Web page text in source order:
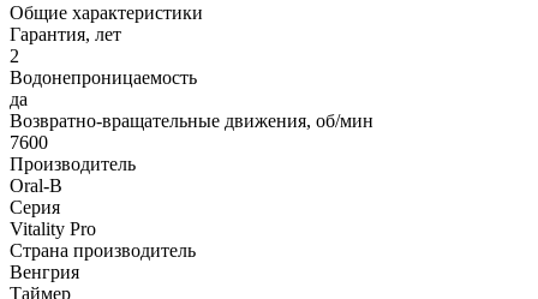
Общие характеристики
Гарантия, лет
2
Водонепроницаемость
да
Возвратно-вращательные движения, об/мин
7600
Производитель
Oral-B
Серия
Vitality Pro
Страна производитель
Венгрия
Таймер